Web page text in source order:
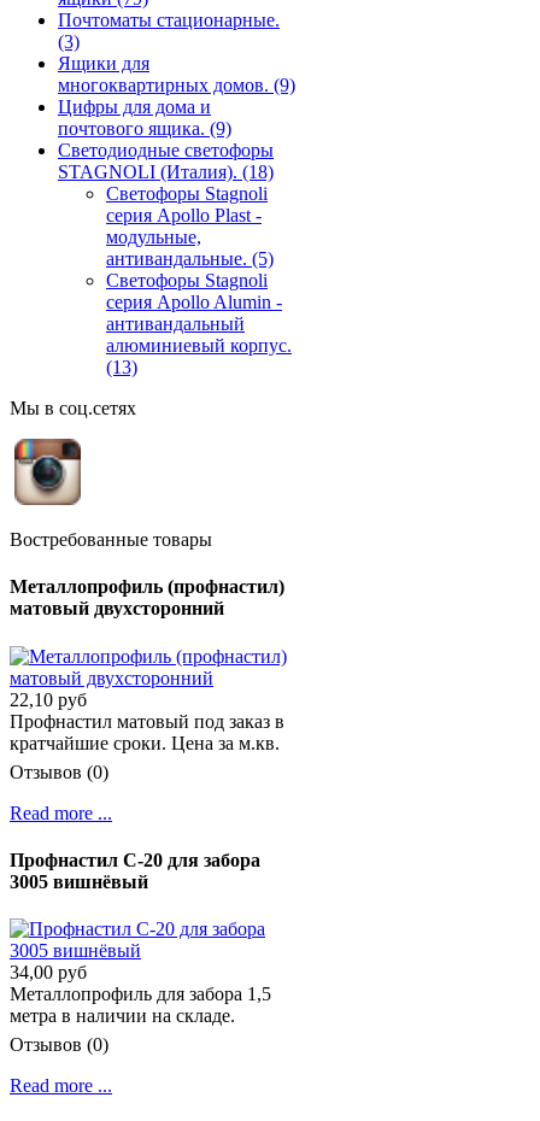
Почтоматы стационарные.
(3)
Ящики для
многоквартирных домов. (9)
Цифры для дома и
почтового ящика. (9)
Светодиодные светофоры
STAGNOLI (Италия). (18)
Светофоры Stagnoli
серия Apollo Plast -
модульные,
антивандальные. (5)
Светофоры Stagnoli
серия Apollo Alumin -
антивандальный
алюминиевый корпус.
(13)
Мы в соц.сетях
Востребованные товары
Металлопрофиль (профнастил)
матовый двухсторонний
22,10 руб
Профнастил матовый под заказ в
кратчайшие сроки. Цена за м.кв.
Отзывов (0)
Read more ...
Профнастил С-20 для забора
3005 вишнёвый
34,00 руб
Металлопрофиль для забора 1,5
метра в наличии на складе.
Отзывов (0)
Read more ...